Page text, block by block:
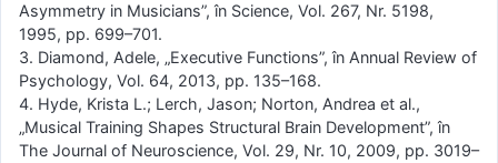
Asymmetry in Musicians”, în Science, Vol. 267, Nr. 5198,
1995, pp. 699–701.
3. Diamond, Adele, „Executive Functions”, în Annual Review of
Psychology, Vol. 64, 2013, pp. 135–168.
4. Hyde, Krista L.; Lerch, Jason; Norton, Andrea et al.,
„Musical Training Shapes Structural Brain Development”, în
The Journal of Neuroscience, Vol. 29, Nr. 10, 2009, pp. 3019–